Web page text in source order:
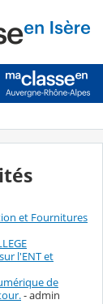
et Fournitures
l'ENT et
de
- admin